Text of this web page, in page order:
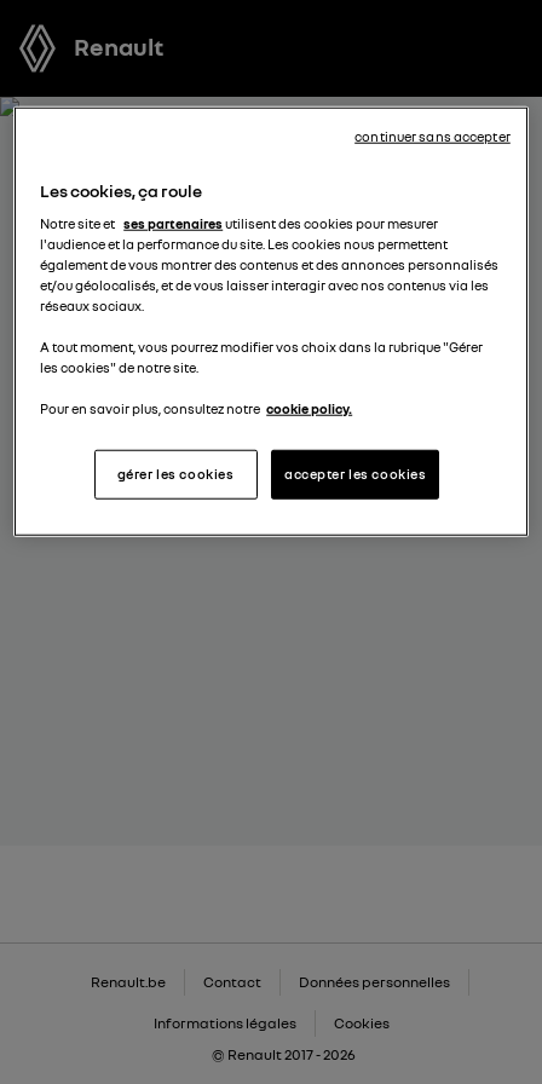
Renault
RECEVEZ GRATUITEMENT
VOTRE OFFRE POUR SYMBIOZ
FULL HYBRID E-TECH
proposer l’offre la plus avantageuse, des solutions de
conseiller dans votre projet d’achat.
complétez vos coordonnées
Renault.be Contact Données personnelles
Informations légales
Cookies
© Renault 2017 - 2026
Les cookies, ça roule
Notre site et ses partenairesutilisent des cookies pour mesurer
l'audience et la performance du site. Les cookies nous permettent
également de vous montrer des contenus et des annonces personnalisés
et/ou géolocalisés, et de vous laisser interagir avec nos contenus via les
réseaux sociaux.
A tout moment, vous pourrez modifier vos choix dans la rubrique "Gérer
les cookies" de notre site.
Pour en savoir plus, consultez notre cookie policy.
accepter les cookies
gérer les cookies
continuer sans accepter